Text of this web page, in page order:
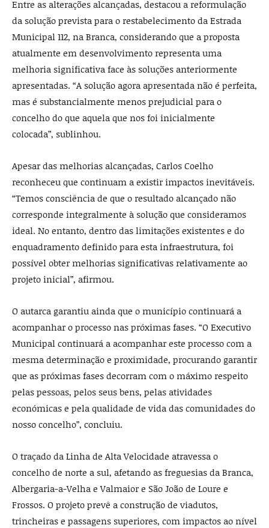
Entre as alterações alcançadas, destacou a reformulação
da solução prevista para o restabelecimento da Estrada
Municipal 112, na Branca, considerando que a proposta
atualmente em desenvolvimento representa uma
melhoria significativa face às soluções anteriormente
apresentadas. “A solução agora apresentada não é perfeita,
mas é substancialmente menos prejudicial para o
concelho do que aquela que nos foi inicialmente
colocada”, sublinhou.
Apesar das melhorias alcançadas, Carlos Coelho
reconheceu que continuam a existir impactos inevitáveis.
“Temos consciência de que o resultado alcançado não
corresponde integralmente à solução que consideramos
ideal. No entanto, dentro das limitações existentes e do
enquadramento definido para esta infraestrutura, foi
possível obter melhorias significativas relativamente ao
projeto inicial”, afirmou.
O autarca garantiu ainda que o município continuará a
acompanhar o processo nas próximas fases. “O Executivo
Municipal continuará a acompanhar este processo com a
mesma determinação e proximidade, procurando garantir
que as próximas fases decorram com o máximo respeito
pelas pessoas, pelos seus bens, pelas atividades
económicas e pela qualidade de vida das comunidades do
nosso concelho”, concluiu.
O traçado da Linha de Alta Velocidade atravessa o
concelho de norte a sul, afetando as freguesias da Branca,
Albergaria-a-Velha e Valmaior e São João de Loure e
Frossos. O projeto prevê a construção de viadutos,
trincheiras e passagens superiores, com impactos ao nível